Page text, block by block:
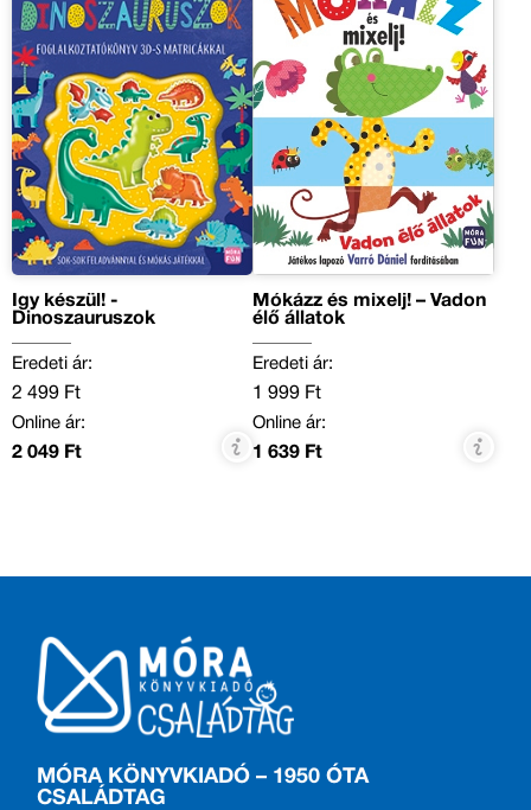
Így készül! -
Dinoszauruszok
Eredeti ár:
2 499 Ft
Online ár:
2 049 Ft
Mókázz és mixelj! – Vadon
élő állatok
Eredeti ár:
1 999 Ft
Online ár:
1 639 Ft
MÓRA KÖNYVKIADÓ – 1950 ÓTA
CSALÁDTAG